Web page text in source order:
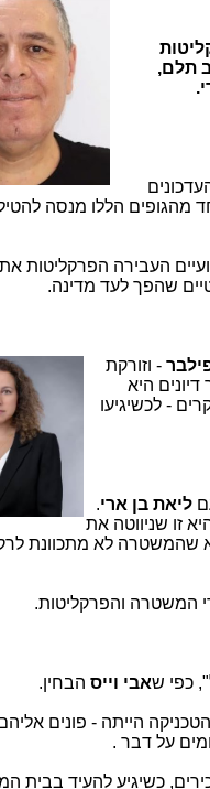
תלם,
.
מהגופים הללו מנסה
העבירה הפרקליטות
שהפך לעד מדינה.
- וזורקת
היא
- לכשיגיעו
ליאת בן ארי.
בחקירות, והיא זו שניווטה את
שהמשטרה לא מתכוונת
המשטרה והפרקליטות.
כפי שאבי וייס הבחין.
הייתה - פונים
על דבר .
כשיגיע להעיד בבית